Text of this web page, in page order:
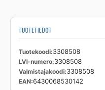
TUOTETIEDOT
Tuotekoodi 3308508
LVI-numero 3308508
Valmistajakoodi 3308508
EAN 6430068530142